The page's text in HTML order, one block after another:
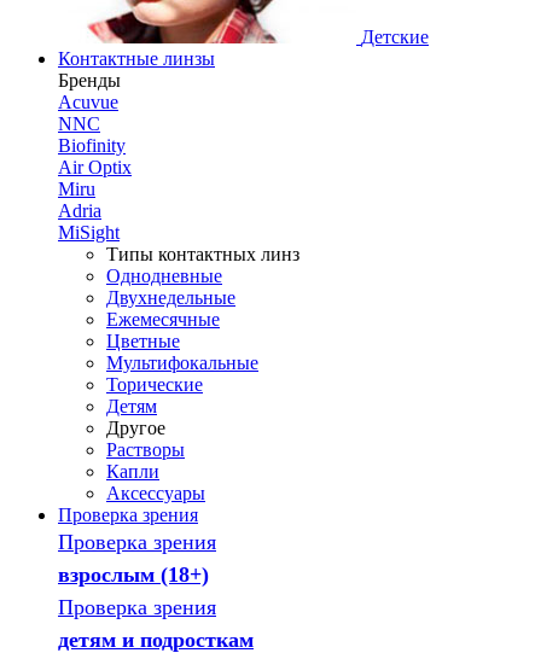
Детские
Контактные линзы
Бренды
Acuvue
NNC
Biofinity
Air Optix
Miru
Adria
MiSight
Типы контактных линз
Однодневные
Двухнедельные
Ежемесячные
Цветные
Мультифокальные
Торические
Детям
Другое
Растворы
Капли
Аксессуары
Проверка зрения
Проверка зрения
взрослым (18+)
Проверка зрения
детям и подросткам